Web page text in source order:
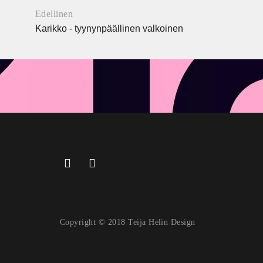
Edellinen
Karikko - tyynynpäällinen valkoinen
Copyright © 2018 Teija Helin Design